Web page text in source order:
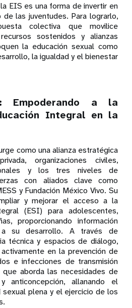
EIS es una forma de invertir en
las juventudes. Para lograrlo,
colectiva que movilice
sostenidos y alianzas
la educación sexual como
la igualdad y el bienestar
Empoderando a la
Integral en la
como una alianza estratégica
organizaciones civiles,
y los tres niveles de
con aliados clave como
y Fundación México Vivo. Su
y mejorar el acceso a la
(ESI) para adolescentes,
proporcionando información
su desarrollo. A través de
técnica y espacios de diálogo,
en la prevención de
e infecciones de transmisión
aborda las necesidades de
anticoncepción, allanando el
sexual plena y el ejercicio de los